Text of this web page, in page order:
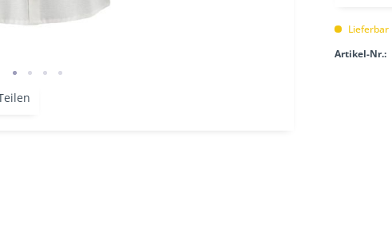
Lieferbar
Artikel-Nr.: